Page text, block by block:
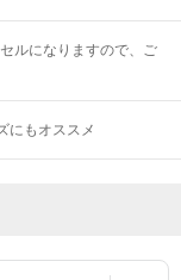
ルになりますので、ご
にもオススメ